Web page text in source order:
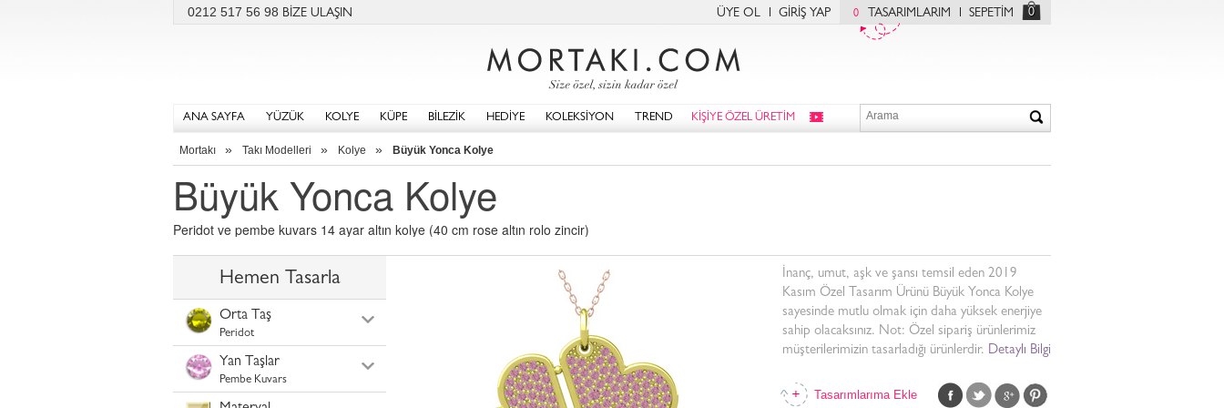
0212 517 56 98 BİZE ULAŞIN ÜYE OL GİRİŞ YAP 0 TASARIMLARIM SEPETİM 0
ANA SAYFA YÜZÜK KOLYE KÜPE BİLEZİK HEDİYE KOLEKSİYON TREND KİŞİYE ÖZEL ÜRETİM
Mortakı » Takı Modelleri » Kolye » Büyük Yonca Kolye
Büyük Yonca Kolye
Peridot ve pembe kuvars 14 ayar altın kolye (40 cm rose altın rolo zincir)
Hemen Tasarla
Orta Taş
Peridot
Yan Taşlar
Pembe Kuvars
İnanç, umut, aşk ve şansı temsil eden 2019
Kasım Özel Tasarım Ürünü Büyük Yonca Kolye
sayesinde mutlu olmak için daha yüksek enerjiye
sahip olacaksınız. Not: Özel sipariş ürünlerimiz
müşterilerimizin tasarladığı ürünlerdir. Detaylı Bilgi
Tasarımlarıma Ekle